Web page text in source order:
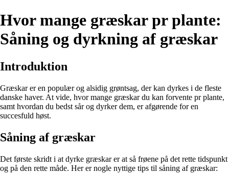
Hvor mange græskar pr plante:
Såning og dyrkning af græskar
Introduktion
Græskar er en populær og alsidig grøntsag, der kan dyrkes i de fleste
danske haver. At vide, hvor mange græskar du kan forvente pr plante,
samt hvordan du bedst sår og dyrker dem, er afgørende for en
succesfuld høst.
Såning af græskar
Det første skridt i at dyrke græskar er at så frøene på det rette tidspunkt
og på den rette måde. Her er nogle nyttige tips til såning af græskar: